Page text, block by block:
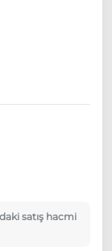
satış hacmi